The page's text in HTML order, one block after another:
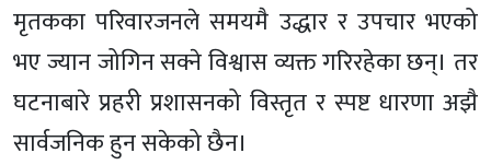
मृतकका परिवारजनले समयमै उद्धार र उपचार भएको
भए ज्यान जोगिन सक्ने विश्वास व्यक्त गरिरहेका छन्। तर
घटनाबारे प्रहरी प्रशासनको विस्तृत र स्पष्ट धारणा अझै
सार्वजनिक हुन सकेको छैन।